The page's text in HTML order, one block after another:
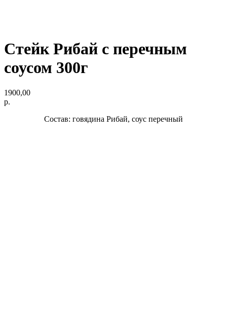
Стейк Рибай с перечным
соусом 300г
1900,00
р.
Состав: говядина Рибай, соус перечный